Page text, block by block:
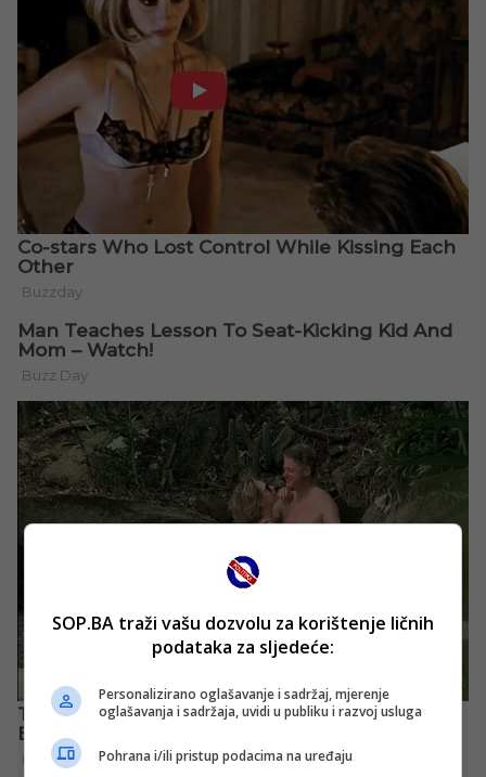
SOP.BA traži vašu dozvolu za korištenje ličnih
podataka za sljedeće:
Personalizirano oglašavanje i sadržaj, mjerenje
oglašavanja i sadržaja, uvidi u publiku i razvoj usluga
Pohrana i/ili pristup podacima na uređaju